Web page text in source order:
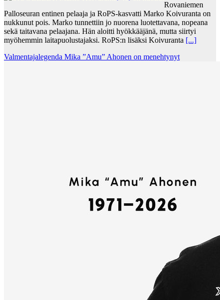
Rovaniemen
Palloseuran entinen pelaaja ja RoPS-kasvatti Marko Koivuranta on
nukkunut pois. Marko tunnettiin jo nuorena luotettavana, nopeana
sekä taitavana pelaajana. Hän aloitti hyökkääjänä, mutta siirtyi
myöhemmin laitapuolustajaksi. RoPS:n lisäksi Koivuranta [...]
Valmentajalegenda Mika ”Amu” Ahonen on menehtynyt